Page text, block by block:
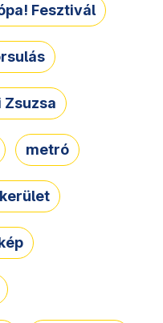
Fesztivál
Zsuzsa
metró